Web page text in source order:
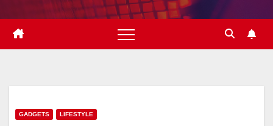
GADGETS LIFESTYLE